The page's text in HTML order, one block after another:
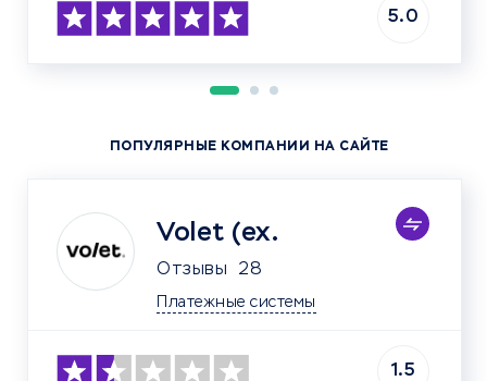
5.0
ПОПУЛЯРНЫЕ КОМПАНИИ НА САЙТЕ
Volet (ex.
Отзывы 28
Платежные системы
1.5